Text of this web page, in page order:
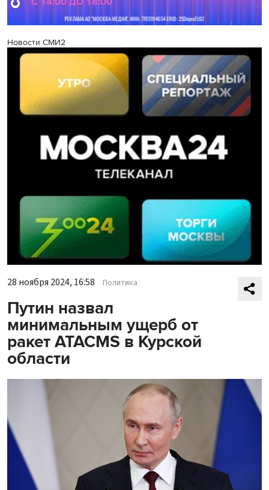
Новости СМИ2
28 ноября 2024, 16:58 Политика
Путин назвал
минимальным ущерб от
ракет ATACMS в Курской
области